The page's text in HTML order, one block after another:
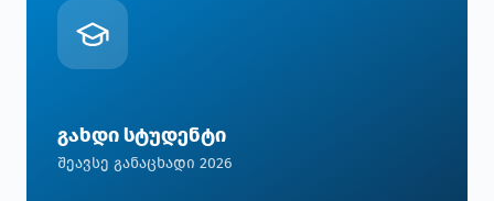
გახდი სტუდენტი
შეავსე განაცხადი 2026